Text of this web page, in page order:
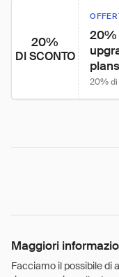
20%
DI SCONTO
20%
20%
Maggiori
Facciamo il possibile di